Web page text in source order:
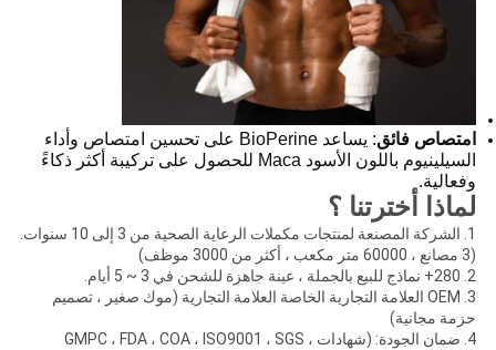
فائق
: يساعد BioPerine على تحسين امتصاص وأداء
السيلينيوم باللون الأسود Maca للحصول على تركيبة أكثر ذكاءً
أخترتنا ؟
1. الشركة المصنعة لمنتجات مكملات الرعاية الصحية من 3 إلى 10 سنوات.
3. OEM العلامة التجارية الخاصة العلامة التجارية (موك صغير ، تصميم
مجانية)
4. ضمان الجودة: (شهادات GMPC ، FDA ، COA ، ISO9001 ، SGS ،